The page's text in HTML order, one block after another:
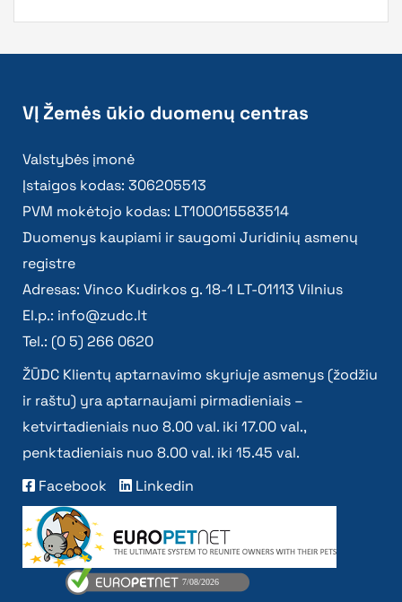
VĮ Žemės ūkio duomenų centras
Valstybės įmonė
Įstaigos kodas: 306205513
PVM mokėtojo kodas: LT100015583514
Duomenys kaupiami ir saugomi Juridinių asmenų
registre
Adresas: Vinco Kudirkos g. 18-1 LT-01113 Vilnius
El.p.: info@zudc.lt
Tel.: (0 5) 266 0620
ŽŪDC Klientų aptarnavimo skyriuje asmenys (žodžiu
ir raštu) yra aptarnaujami pirmadieniais –
ketvirtadieniais nuo 8.00 val. iki 17.00 val.,
penktadieniais nuo 8.00 val. iki 15.45 val.
Facebook
Linkedin